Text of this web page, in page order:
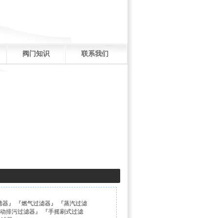
阀门知识 联系我们
器』 『燃气过滤器』 『蒸汽过滤
排污过滤器』 『手摇刷式过滤